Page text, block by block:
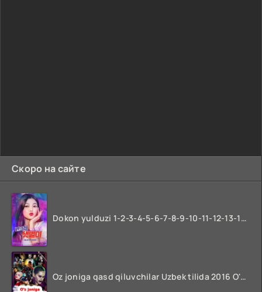
Скоро на сайте
Dokon yulduzi 1-2-3-4-5-6-7-8-9-10-11-12-13-14-15-16-17 Qism Uzbek tilida koreya seryali barcha qismlari o'zbek tilida
Oz joniga qasd qiluvchilar Uzbek tilida 2016 O'zbekcha tarjima kino 720p HD skachat